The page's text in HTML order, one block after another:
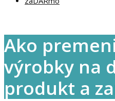
Ako
výrobky na
produkt a